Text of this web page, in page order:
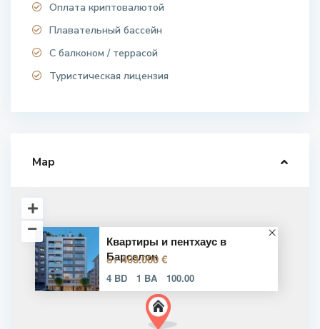
Оплата криптовалютой
Плавательный бассейн
С балконом / террасой
Туристическая лицензия
Map
Квартиры и пентхаус в
Барселон
от 403.000 €
4 BD 1 BA 100.00